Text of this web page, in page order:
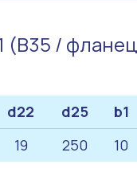
(B35 /
d22 d25 b1
19 250 10